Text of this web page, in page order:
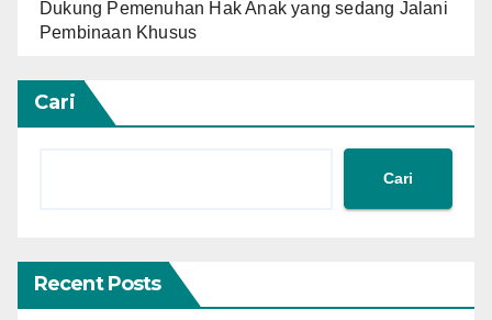
Dukung Pemenuhan Hak Anak yang sedang Jalani
Pembinaan Khusus
Cari
Cari
Recent Posts